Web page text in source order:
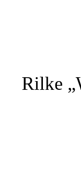
Rilke